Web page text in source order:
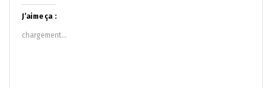
Twitter(ouvre
dans
une
nouvelle
fenêtre)
J’aime ça :
chargement…